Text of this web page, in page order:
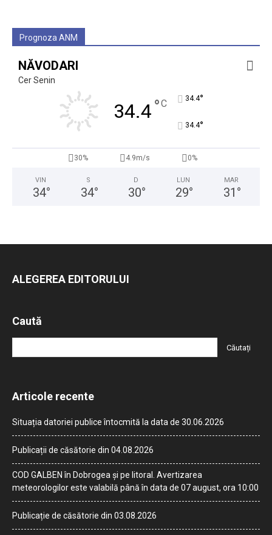
Prognoza ANM
NĂVODARI
Cer Senin
34.4°C 34.4°
34.4°
30% 4.9m/s 0%
VIN
34°
S
34°
D
30°
LUN
29°
MAR
31 °
ALEGEREA EDITORULUI
Caută
Articole recente
Situația datoriei publice întocmită la data de 30.06.2026
Publicații de căsătorie din 04.08.2026
COD GALBEN în Dobrogea și pe litoral. Avertizarea
meteorologilor este valabilă până în data de 07 august, ora 10:00
Publicație de căsătorie din 03.08.2026